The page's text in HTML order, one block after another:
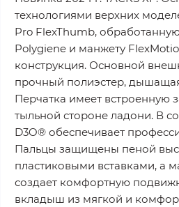
технологиями верхних
Pro FlexThumb,
Polygiene и манжету
конструкция. Основной
прочный полиэстер,
Перчатка имеет встроенную
тыльной стороне ладони. В
D3O® обеспечивает
Пальцы защищены пеной
пластиковыми вставками, а
создает комфортную
вкладыш из мягкой и